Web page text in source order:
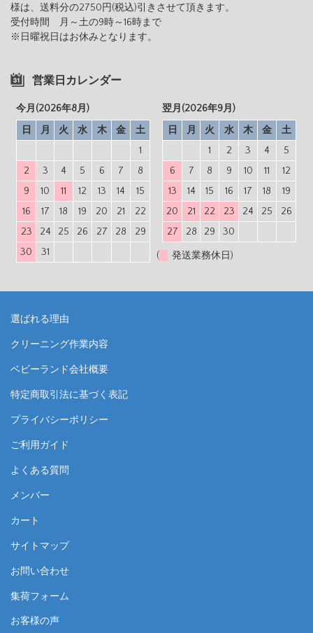
様は、送料分の2750円(税込)引きさせて頂きます。
受付時間 月～土の9時～16時まで
※日曜祝日はお休みとなります。
営業日カレンダー
今月(2026年8月)
日
月 火 水 木 金
土
1
2
3 4 5 6 7
8
9
10 11 12 13 14
15
16
17 18 19 20 21
22
23
24 25 26 27 28
29
30
31
翌月(2026年9月)
日
月 火 水 木 金
土
1
2 3 4
5
6
7 8 9 10 11
12
13
14 15 16 17 18
19
20
21 22 23 24 25
26
27
28 29 30
( 発送業務休日)
選ばれる理由
クリーニング作業内容
ベビーランド会社概要
特定商取引法に基づく表記
プライバシーポリシー
ご利用ガイド
よくある質問
メンバー
カート
サイトマップ
お問い合わせ
集荷フォーム
お客様の声